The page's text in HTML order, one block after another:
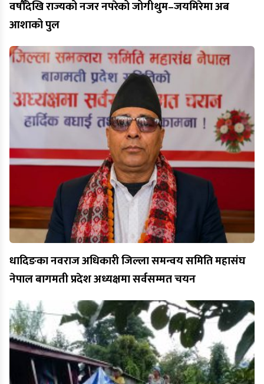
वर्षौँदेखि राज्यको नजर नपरेको जोगीथुम–जयमिरेमा अब
आशाको पुल
धादिङका नवराज अधिकारी जिल्ला समन्वय समिति महासंघ
नेपाल बागमती प्रदेश अध्यक्षमा सर्वसम्मत चयन